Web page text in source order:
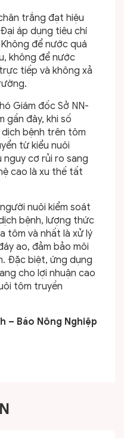
trắng đạt hiệu
áp dụng tiêu chí
để nước quá
không để nước
tiếp và không xả
Giám đốc Sở NN-
gần đây, khi số
bệnh trên tôm
từ kiểu nuôi
cơ rủi ro sang
cao là xu thế tất
nuôi kiểm soát
bệnh, lượng thức
tôm và nhất là xử lý
ao, đảm bảo môi
Đặc biệt, ứng dụng
cho lợi nhuận cao
tôm truyền
– Báo Nông Nghiệp